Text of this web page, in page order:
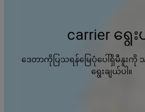
carrier ရွေး
ဒေတာကိုပြသရန်မြေပုံပေါ်ရှိမီနူးကို
ရွေးချယ်ပါ။